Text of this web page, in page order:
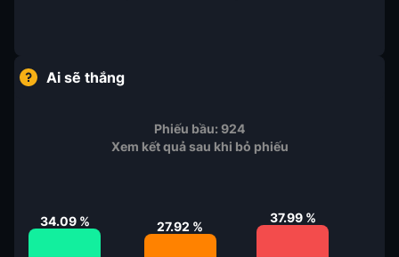
Ai sẽ thắng
Phiếu bầu:924
Xem kết quả sau khi bỏ phiếu
34.09% 27.92 %
37.99%